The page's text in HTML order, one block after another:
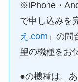
※iPhone・
で申し込みを
え.com 」の
望の機種をお
●の機種は、